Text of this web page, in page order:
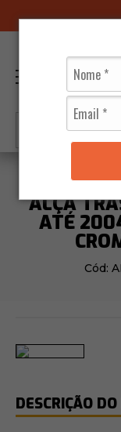
ALÇA
ATÉ
Cód:
DESCRIÇÃO